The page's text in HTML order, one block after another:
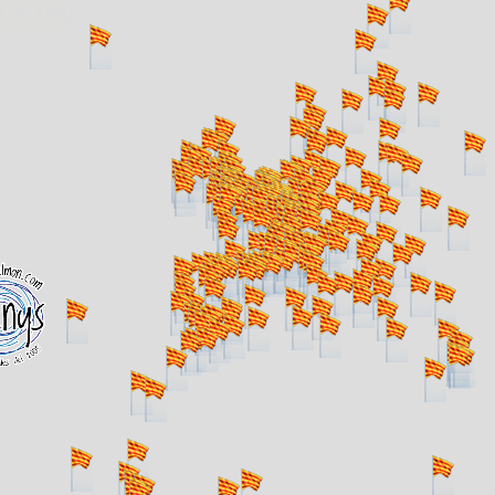
484 webs... un moment si us